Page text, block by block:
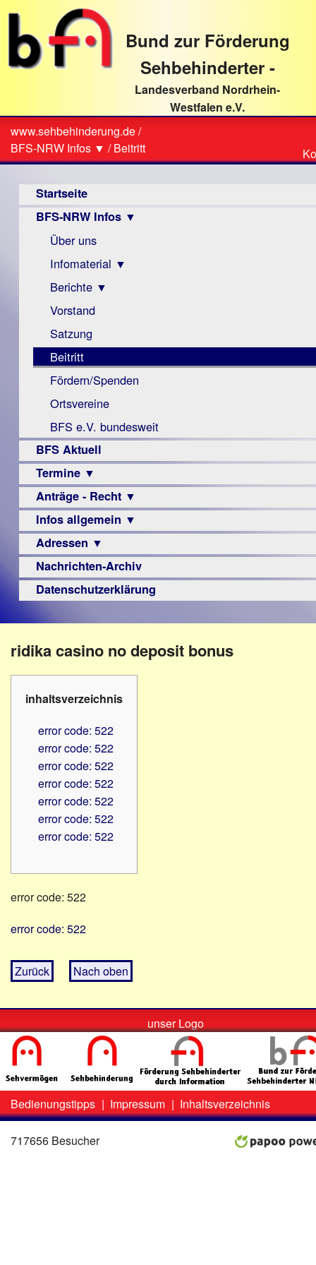
direkt
Textinhalt
Bund zur Förderung
Sehbehinderter -
Landesverband Nordrhein-
Westfalen e.V.
Sie
sind
hier
www.sehbehinderung.de/
BFS-NRW Infos ▼ /Beitritt
Startseite
BFS-NRW Infos ▼
Über uns
Infomaterial ▼
Visus
Zeitschrift
Monokular
Mac
Instagram-
Links
Berichte ▼
Archiv
Berichte
Vorstand
Satzung
Beitritt
Fördern/Spenden
Ortsvereine
BFS e.V. bundesweit
BFS Aktuell
Termine ▼
Veranstaltungsprogramme
Anträge - Recht ▼
Archiv
Urteile
Infos allgemein ▼
Sehbehinderung
Frühförderung
Schule
–
Beruf
Hilfsmittel
-
PC
Adressen ▼
Augenoptiker
Berufsbildungswerke
Hörbüchereien
Reha-
Lehrer
Verbände
Nachrichten-Archiv
Datenschutzerklärung
ridika casino no deposit bonus
inhaltsverzeichnis
error code: 522
error code: 522
error code: 522
error code: 522
error code: 522
error code: 522
error code: 522
error code: 522
error code: 522
Zurück Nach oben
unser Logo
Zweit-
Menü
Bedienungstipps | Impressum | Inhaltsverzeichnis
717656 Besucher